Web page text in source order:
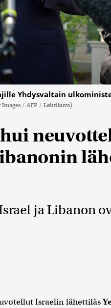
Yhdysvaltain
/ AFP / Lehtikuva)
ja Libanon
Israelin lähettiläs